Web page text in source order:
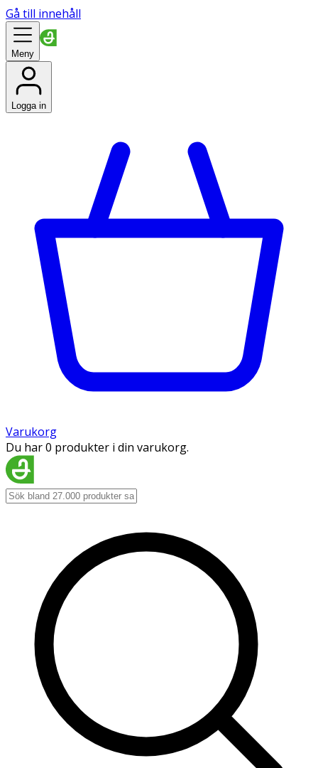
Gå till innehåll
Meny
Logga in
Varukorg
Du har 0 produkter i din varukorg.